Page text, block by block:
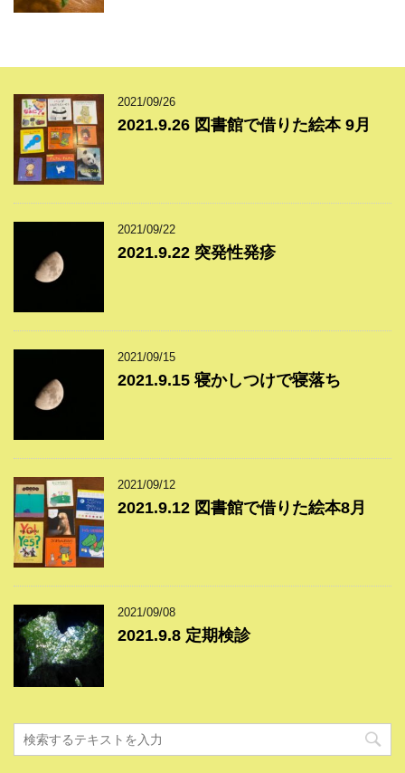
2021/09/26
2021.9.26 図書館で借りた絵本 9月
2021/09/22
2021.9.22 突発性発疹
2021/09/15
2021.9.15 寝かしつけで寝落ち
2021/09/12
2021.9.12 図書館で借りた絵本8月
2021/09/08
2021.9.8 定期検診